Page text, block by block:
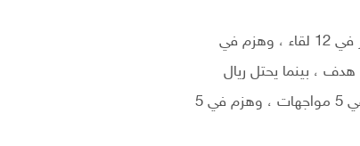
يتربع برشلونة علي صدارة الدوري الاسباني ، برصيد 37 نقطة ، حيث خاض 16 لقاء ، حقق الفوز في 12 لقاء ، وهزم في
لقائين ، وتعادل في لقاء وحيد ، وهزم في لقاء ، وسجل لاعبيه 48 هدف ، ودخل في شباكه 17 هدف ، بينما يحتل ريال
بيتيس المركز العاشر برصيد 20 نقطة ، حيث لعب 15 مواجهة ، فاز في 5 مواجهات ، وتعادل في 5 مواجهات ، وهزم في 5